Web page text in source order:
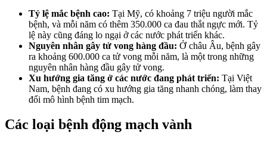
Tỷ lệ mắc bệnh cao: Tại Mỹ, có khoảng 7 triệu người mắc
bệnh, và mỗi năm có thêm 350.000 ca đau thắt ngực mới. Tỷ
lệ này cũng đáng lo ngại ở các nước phát triển khác.
Nguyên nhân gây tử vong hàng đầu: Ở châu Âu, bệnh gây
ra khoảng 600.000 ca tử vong mỗi năm, là một trong những
nguyên nhân hàng đầu gây tử vong.
Xu hướng gia tăng ở các nước đang phát triển: Tại Việt
Nam, bệnh đang có xu hướng gia tăng nhanh chóng, làm thay
đổi mô hình bệnh tim mạch.
Các loại bệnh động mạch vành